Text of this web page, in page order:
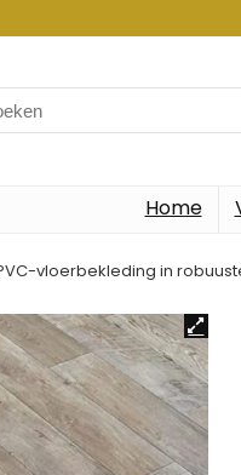
Home
vloerbekleding in